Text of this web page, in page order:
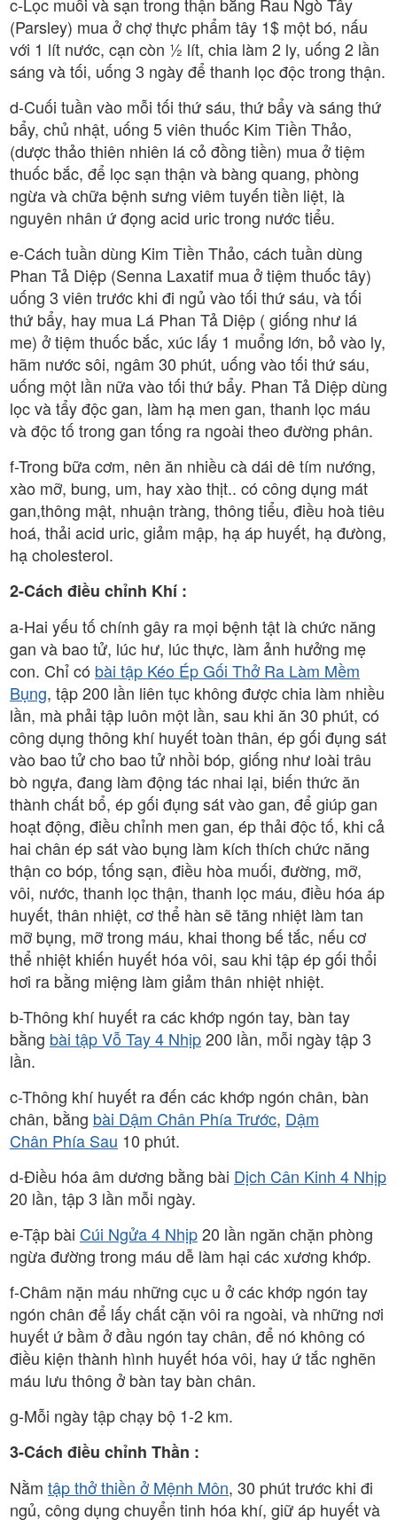
(Parsley) mua ở chợ thực phẩm tây 1$ một bó, nấu
với 1 lít nước, cạn còn ½ lít, chia làm 2 ly, uống 2 lần
sáng và tối, uống 3 ngày để thanh lọc độc trong thận.
d-Cuối tuần vào mỗi tối thứ sáu, thứ bẩy và sáng thứ
bẩy, chủ nhật, uống 5 viên thuốc Kim Tiền Thảo,
(dược thảo thiên nhiên lá cỏ đồng tiền) mua ở tiệm
thuốc bắc, để lọc sạn thận và bàng quang, phòng
ngừa và chữa bệnh sưng viêm tuyến tiền liệt, là
nguyên nhân ứ đọng acid uric trong nước tiểu.
e-Cách tuần dùng Kim Tiền Thảo, cách tuần dùng
Phan Tả Diệp (Senna Laxatif mua ở tiệm thuốc tây)
uống 3 viên trước khi đi ngủ vào tối thứ sáu, và tối
thứ bẩy, hay mua Lá Phan Tả Diệp ( giống như lá
me) ở tiệm thuốc bắc, xúc lấy 1 muổng lớn, bỏ vào ly,
hãm nước sôi, ngâm 30 phút, uống vào tối thứ sáu,
uống một lần nữa vào tối thứ bẩy. Phan Tả Diệp dùng
lọc và tẩy độc gan, làm hạ men gan, thanh lọc máu
và độc tố trong gan tống ra ngoài theo đường phân.
f-Trong bữa cơm, nên ăn nhiều cà dái dê tím nướng,
xào mỡ, bung, um, hay xào thịt.. có công dụng mát
gan,thông mật, nhuận tràng, thông tiểu, điều hoà tiêu
hoá, thải acid uric, giảm mập, hạ áp huyết, hạ đưòng,
hạ cholesterol.
2-Cách điều chỉnh Khí :
a-Hai yếu tố chính gây ra mọi bệnh tật là chức năng
gan và bao tử, lúc hư, lúc thực, làm ảnh hưởng mẹ
con. Chỉ có bài tập Kéo Ép Gối Thở Ra Làm Mềm
Bụng, tập 200 lần liên tục không được chia làm nhiều
lần, mà phải tập luôn một lần, sau khi ăn 30 phút, có
công dụng thông khí huyết toàn thân, ép gối đụng sát
vào bao tử cho bao tử nhồi bóp, giống như loài trâu
bò ngựa, đang làm động tác nhai lại, biến thức ăn
thành chất bổ, ép gối đụng sát vào gan, để giúp gan
hoạt động, điều chỉnh men gan, ép thải độc tố, khi cả
hai chân ép sát vào bụng làm kích thích chức năng
thận co bóp, tống sạn, điều hòa muối, đường, mỡ,
vôi, nước, thanh lọc thận, thanh lọc máu, điều hóa áp
huyết, thân nhiệt, cơ thể hàn sẽ tăng nhiệt làm tan
mỡ bụng, mỡ trong máu, khai thong bế tắc, nếu cơ
thể nhiệt khiến huyết hóa vôi, sau khi tập ép gối thổi
hơi ra bằng miệng làm giảm thân nhiệt nhiệt.
b-Thông khí huyết ra các khớp ngón tay, bàn tay
bằng bài tập Vỗ Tay 4 Nhịp200 lần, mỗi ngày tập 3
lần.
c-Thông khí huyết ra đến các khớp ngón chân, bàn
chân, bằng bài Dậm Chân Phía Trước, Dậm
Chân Phía Sau 10 phút.
d-Điều hóa âm dương bằng bài Dịch Cân Kinh 4 Nhịp
20 lần, tập 3 lần mỗi ngày.
e-Tập bài Cúi Ngửa 4 Nhịp20 lần ngăn chặn phòng
ngừa đường trong máu dễ làm hại các xương khớp.
f-Châm nặn máu những cục u ở các khớp ngón tay
ngón chân để lấy chất cặn vôi ra ngoài, và những nơi
huyết ứ bầm ở đầu ngón tay chân, để nó không có
điều kiện thành hình huyết hóa vôi, hay ứ tắc nghẽn
máu lưu thông ở bàn tay bàn chân.
g-Mỗi ngày tập chạy bộ 1-2 km.
3-Cách điều chỉnh Thần :
Nằm tập thở thiền ở Mệnh Môn, 30 phút trước khi đi
ngủ, công dụng chuyển tinh hóa khí, giữ áp huyết và